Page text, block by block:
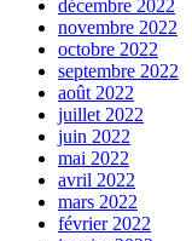
décembre 2022
novembre 2022
octobre 2022
septembre 2022
août 2022
juillet 2022
juin 2022
mai 2022
avril 2022
mars 2022
février 2022